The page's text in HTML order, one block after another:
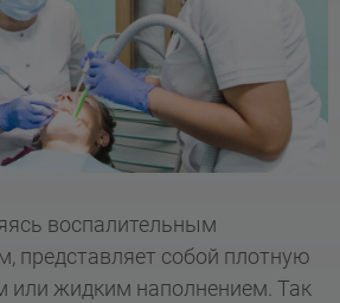
воспалительным
представляет собой плотную
или жидким наполнением. Так